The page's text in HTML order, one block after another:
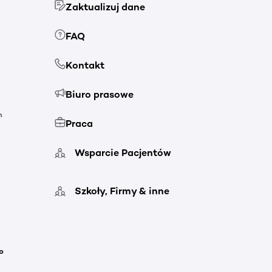
Zaktualizuj dane
FAQ
Kontakt
Biuro prasowe
Praca
Wsparcie Pacjentów
Szkoły, Firmy & inne